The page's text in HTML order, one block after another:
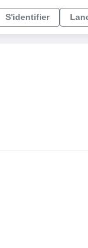
S'identifier